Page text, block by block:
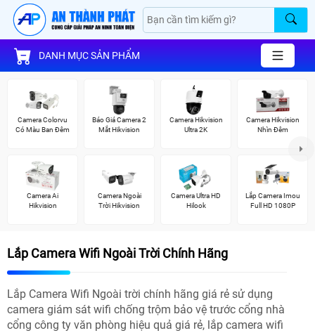
DANH MỤC SẢN PHẨM
Camera Colorvu
Có Màu Ban Đêm
Báo Giá Camera 2
Mắt Hikvision
Camera Hikvision
Ultra 2K
Camera Hikvision
Nhìn Đêm
Camera Ai
Hikvision
Camera Ngoài
Trời Hikvision
Camera Ultra HD
Hilook
Lắp Camera Imou
Full HD 1080P
Lắp Camera Wifi Ngoài Trời Chính Hãng
Lắp Camera Wifi Ngoài trời chính hãng giá rẻ sử dụng
camera giám sát wifi chống trộm bảo vệ trước cổng nhà
cổng công ty văn phòng hiệu quả giá rẻ, lắp camera wifi